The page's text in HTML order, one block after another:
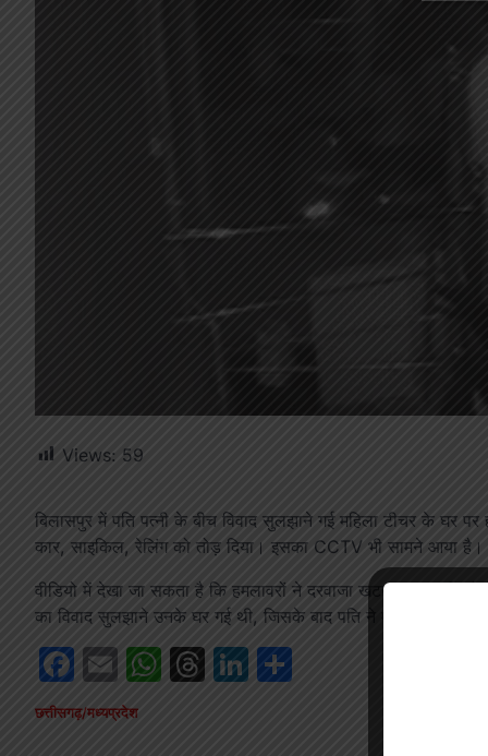
Views: 59
बिलासपुर में पति पत्नी के बीच विवाद सुलझाने गई महिला टीचर के घर
कार, साइकिल, रेलिंग को तोड़ दिया। इसका CCTV भी सामने आया है।
वीडियो में देखा जा सकता है कि हमलावरों ने दरवाजा खटखटाया, नहीं
का विवाद सुलझाने उनके घर गई थी, जिसके बाद पति ने महिला टीचर
Facebook
EmailWhatsApp
Threads
LinkedIn
छत्तीसगढ़/मध्यप्रदेश